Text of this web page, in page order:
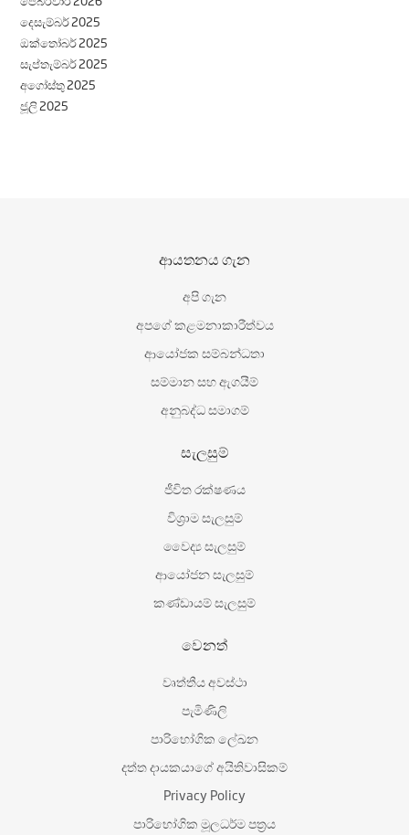
දෙසැම්බර් 2025
ඔක්තෝබර් 2025
සැප්තැම්බර් 2025
අගෝස්තු 2025
ජූලි 2025
ආයතනය ගැන
අපි ගැන
අපගේ කළමනාකාරීත්වය
ආයෝජක සම්බන්ධතා
සම්මාන සහ ඇගයීම්
අනුබද්ධ සමාගම්
සැලසුම්
ජීවිත රක්ෂණය
විශ‍්‍රාම සැලසුම්
වෛද්‍ය සැලසුම්
ආයෝජන සැලසුම්
කණ්ඩායම් සැලසුම්
වෙනත්
වෘත්තීය අවස්ථා
පැමිණිලි
පාරිභෝගික ලේඛන
දත්ත දායකයාගේ අයිතිවාසිකම්
Privacy Policy
පාරිභෝගික මූලධර්ම පත්‍රය